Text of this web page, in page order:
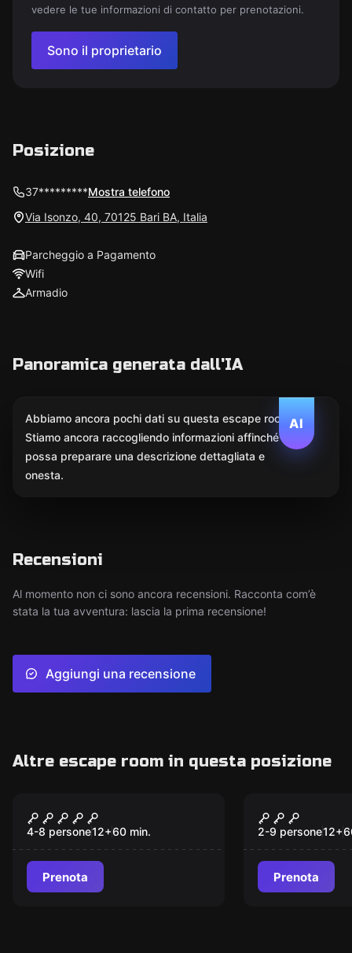
vedere le tue informazioni di contatto per prenotazioni.
Sono il proprietario
Posizione
37*********Mostra telefono
Via Isonzo, 40, 70125 Bari BA, Italia
Parcheggio a Pagamento
Wifi
Armadio
Panoramica generata dall'IA
AI
Abbiamo ancora pochi dati su questa escape room.
Stiamo ancora raccogliendo informazioni affinché l'IA
possa preparare una descrizione dettagliata e
onesta.
Recensioni
Al momento non ci sono ancora recensioni. Racconta com’è
stata la tua avventura: lascia la prima recensione!
Aggiungi una recensione
Altre escape room in questa posizione
L’Enigmista
4-8 persone12+60 min.
Prenota
L'Ufficio
Killer
2-9 persone12+
Prenota